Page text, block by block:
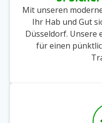
Mit unseren
Ihr Hab und Gut
Düsseldorf. Unsere
für einen